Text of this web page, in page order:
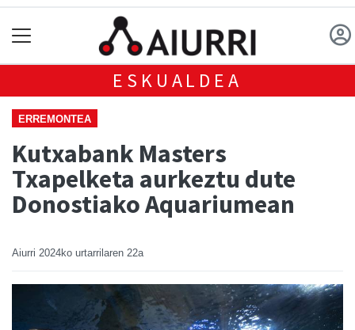
ESKUALDEA
ERREMONTEA
Kutxabank Masters
Txapelketa aurkeztu dute
Donostiako Aquariumean
Aiurri 2024ko urtarrilaren 22a